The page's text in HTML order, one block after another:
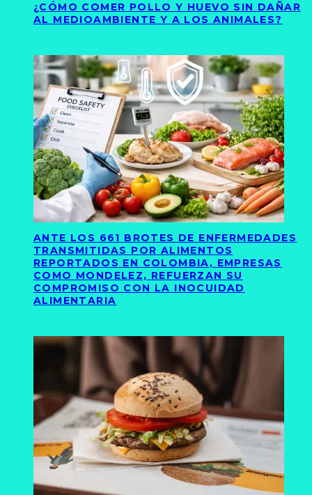
¿CÓMO COMER POLLO Y HUEVO SIN DAÑAR
AL MEDIOAMBIENTE Y A LOS ANIMALES?
ANTE LOS 661 BROTES DE ENFERMEDADES
TRANSMITIDAS POR ALIMENTOS
REPORTADOS EN COLOMBIA, EMPRESAS
COMO MONDELEZ, REFUERZAN SU
COMPROMISO CON LA INOCUIDAD
ALIMENTARIA